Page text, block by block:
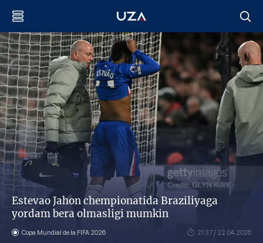
Estevao Jahon chempionatida Braziliyaga
yordam bera olmasligi mumkin
Copa Mundial de la FIFA 2026 21:37 / 22.04.2026